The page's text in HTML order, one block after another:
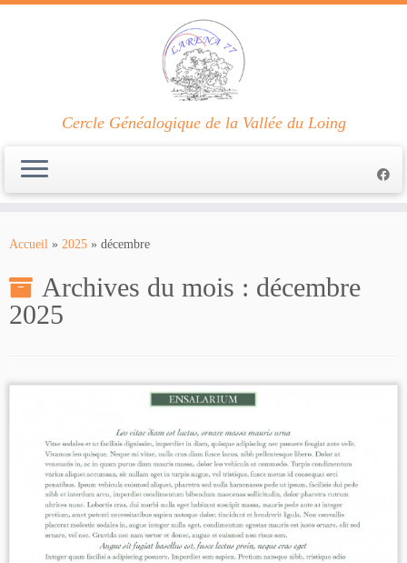
Cercle Généalogique de la Vallée du Loing
Accueil » 2025 » décembre
Archives du mois : décembre
2025